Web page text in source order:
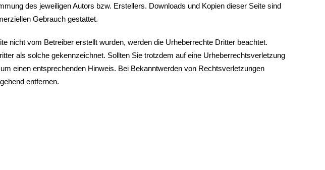
des jeweiligen Autors bzw. Erstellers. Downloads und Kopien dieser Seite sind
Gebrauch gestattet.
nicht vom Betreiber erstellt wurden, werden die Urheberrechte Dritter beachtet.
als solche gekennzeichnet. Sollten Sie trotzdem auf eine Urheberrechtsverletzung
einen entsprechenden Hinweis. Bei Bekanntwerden von Rechtsverletzungen
entfernen.